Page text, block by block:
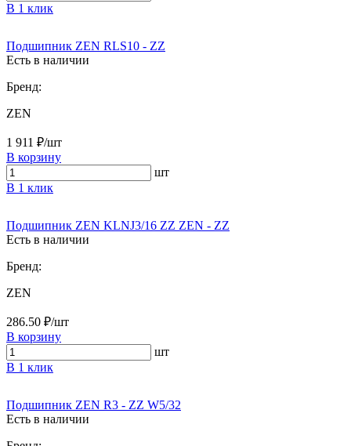
В 1 клик
Подшипник ZEN RLS10 - ZZ
Есть в наличии
Бренд:
ZEN
1 911 ₽/шт
В корзину
шт
В 1 клик
Подшипник ZEN KLNJ3/16 ZZ ZEN - ZZ
Есть в наличии
Бренд:
ZEN
286.50 ₽/шт
В корзину
шт
В 1 клик
Подшипник ZEN R3 - ZZ W5/32
Есть в наличии